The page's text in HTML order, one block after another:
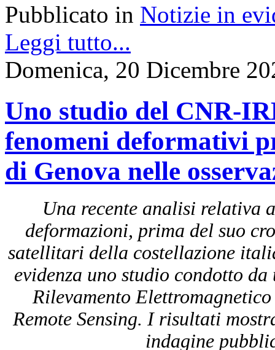
Pubblicato in Notizie in
Leggi tutto...
Domenica, 20 Dicembre
Uno studio del CNR-
fenomeni deformativi
di Genova nelle
Una recente analisi relativa
deformazioni, prima del suo
satellitari della costellazione
evidenza uno studio condotto
Rilevamento
Remote Sensing. I risultati
indagine